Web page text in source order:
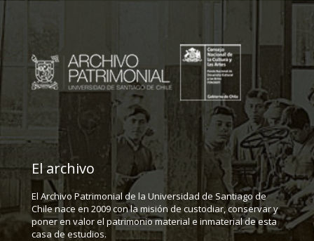
El archivo
El Archivo Patrimonial de la Universidad de Santiago de
Chile nace en 2009 con la misión de custodiar, conservar y
poner en valor el patrimonio material e inmaterial de esta
casa de estudios.